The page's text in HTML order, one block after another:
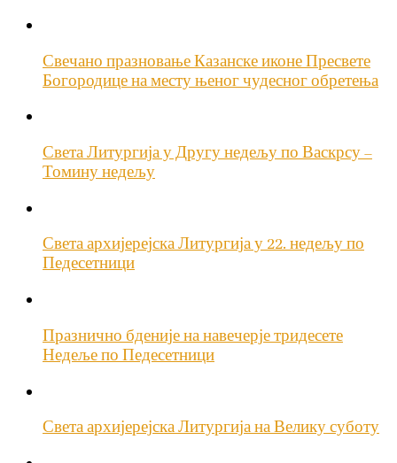
Свечано празновање Казанске иконе Пресвете
Богородице на месту њеног чудесног обретења
Света Литургија у Другу недељу по Васкрсу –
Томину недељу
Света архијерејска Литургија у 22. недељу по
Педесетници
Празнично бденије на навечерје тридесете
Недеље по Педесетници
Света архијерејска Литургија на Велику суботу